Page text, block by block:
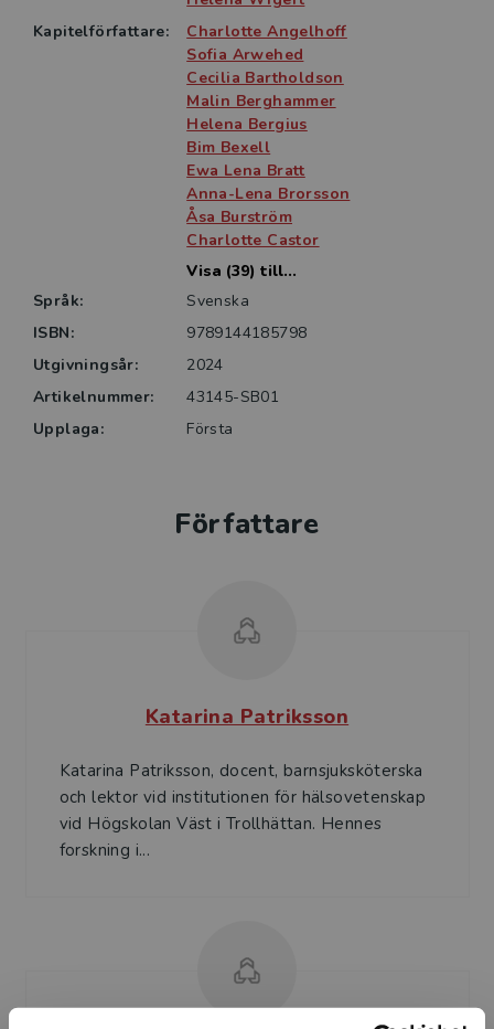
vård. Boken har ett barn- och familjecentrerat fokus
och tar sin utgångspunkt i ett tydligt
omvårdnadsperspektiv.
Målgruppen är i första hand studenter i
specialistsjuksköterskeprogram på avancerad nivå,
men även närliggande yrkesgrupper som arbetar med
barn och unga inom vård och omsorg kan med fördel
Kapitelförfattare:
Charlotte Angelhoff
Sofia Arwehed
Cecilia Bartholdson
Malin Berghammer
Helena Bergius
Bim Bexell
Ewa Lena Bratt
Anna-Lena Brorsson
Åsa Burström
Charlotte Castor
Visa (39) till...
Språk:
Svenska
ISBN:
9789144185798
Utgivningsår:
2024
Artikelnummer:
43145-SB01
Upplaga:
Första
Författare
Katarina Patriksson
Katarina Patriksson, docent, barnsjuksköterska
och lektor vid institutionen för hälsovetenskap
vid Högskolan Väst i Trollhättan. Hennes
forskning i...